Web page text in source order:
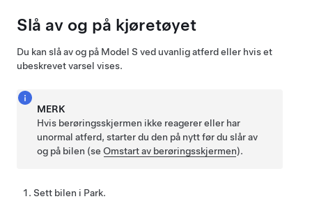
Slå av og på kjøretøyet
Du kan slå av og på Model S ved uvanlig atferd eller hvis et
ubeskrevet varsel vises.
MERK
Hvis berøringsskjermen ikke reagerer eller har
unormal atferd, starter du den på nytt før du slår av
og på bilen (seOmstart av berøringsskjermen).
Sett bilen i Park.